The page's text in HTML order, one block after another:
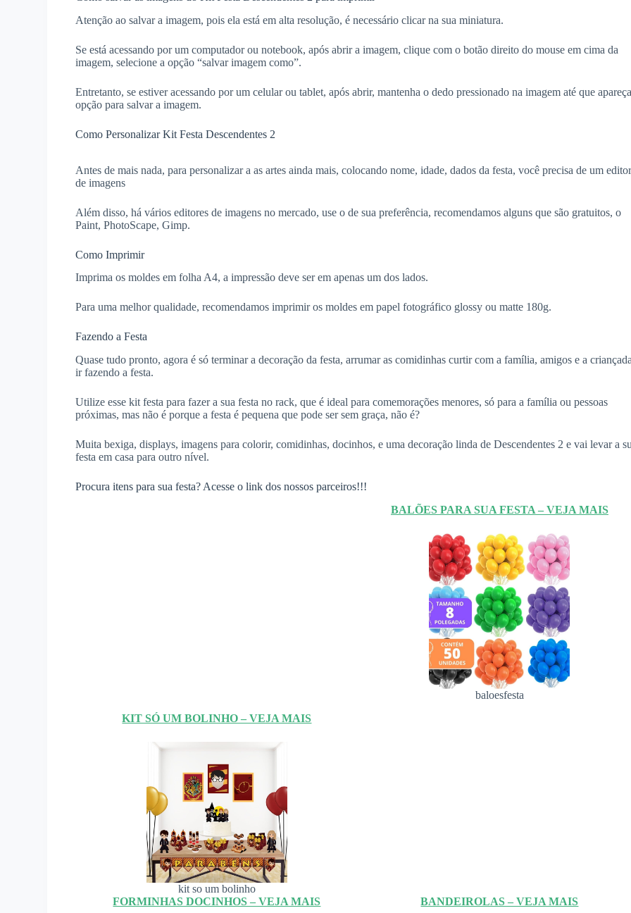
Atenção ao salvar a imagem, pois ela está em alta resolução, é necessário clicar na sua miniatura.
Se está acessando por um computador ou notebook, após abrir a imagem, clique com o botão direito do mouse em cima da
imagem, selecione a opção “salvar imagem como”.
Entretanto, se estiver acessando por um celular ou tablet, após abrir, mantenha o dedo pressionado na imagem até que
opção para salvar a imagem.
Como Personalizar Kit Festa Descendentes 2
Antes de mais nada, para personalizar a as artes ainda mais, colocando nome, idade, dados da festa, você precisa de um
de imagens
Além disso, há vários editores de imagens no mercado, use o de sua preferência, recomendamos alguns que são gratuitos, o
Paint, PhotoScape, Gimp.
Como Imprimir
Imprima os moldes em folha A4, a impressão deve ser em apenas um dos lados.
Para uma melhor qualidade, recomendamos imprimir os moldes em papel fotográfico glossy ou matte 180g.
Fazendo a Festa
Quase tudo pronto, agora é só terminar a decoração da festa, arrumar as comidinhas curtir com a família, amigos e a
ir fazendo a festa.
Utilize esse kit festa para fazer a sua festa no rack, que é ideal para comemorações menores, só para a família ou pessoas
próximas, mas não é porque a festa é pequena que pode ser sem graça, não é?
Muita bexiga, displays, imagens para colorir, comidinhas, docinhos, e uma decoração linda de Descendentes 2 e vai levar a
festa em casa para outro nível.
Procura itens para sua festa? Acesse o link dos nossos parceiros!!!
KIT SÓ UM BOLINHO – VEJA MAIS
kit so um bolinho
BALÕES PARA SUA FESTA – VEJA MAIS
baloesfesta
FORMINHAS DOCINHOS – VEJA MAIS BANDEIROLAS – VEJA MAIS